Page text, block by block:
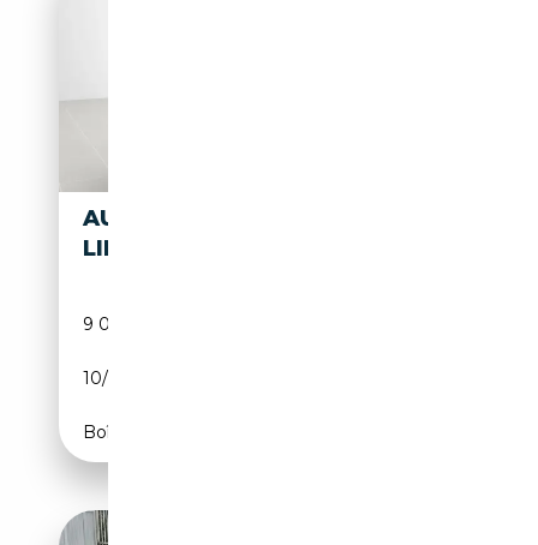
AUDI A5 A5
LIMOUSINE
9 000 km
10/2025
Boîte automatique